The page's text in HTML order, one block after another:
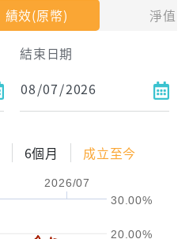
績效(原幣)
淨值
結束日期
6個月 成立至今
2026/07
20.00%
30.00%
2年